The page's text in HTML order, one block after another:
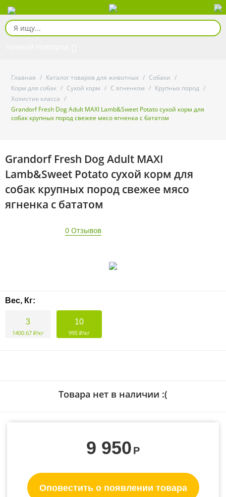
Главная / Каталог товаров для животных / Собаки /
Корм для собак / Сухой корм / С ягненком / Крупных пород /
Холистик класса /
Grandorf Fresh Dog Adult MAXI Lamb&Sweet Potato сухой корм для
собак крупных пород свежее мясо ягненка с бататом
Grandorf Fresh Dog Adult MAXI
Lamb&Sweet Potato сухой корм для
собак крупных пород свежее мясо
ягненка с бататом
0 Отзывов
Вес, Кг:
3
1400.67 ₽/кг
10
995 ₽/кг
Товара нет в наличии :(
9 950 Р
Оповестить о появлении товара